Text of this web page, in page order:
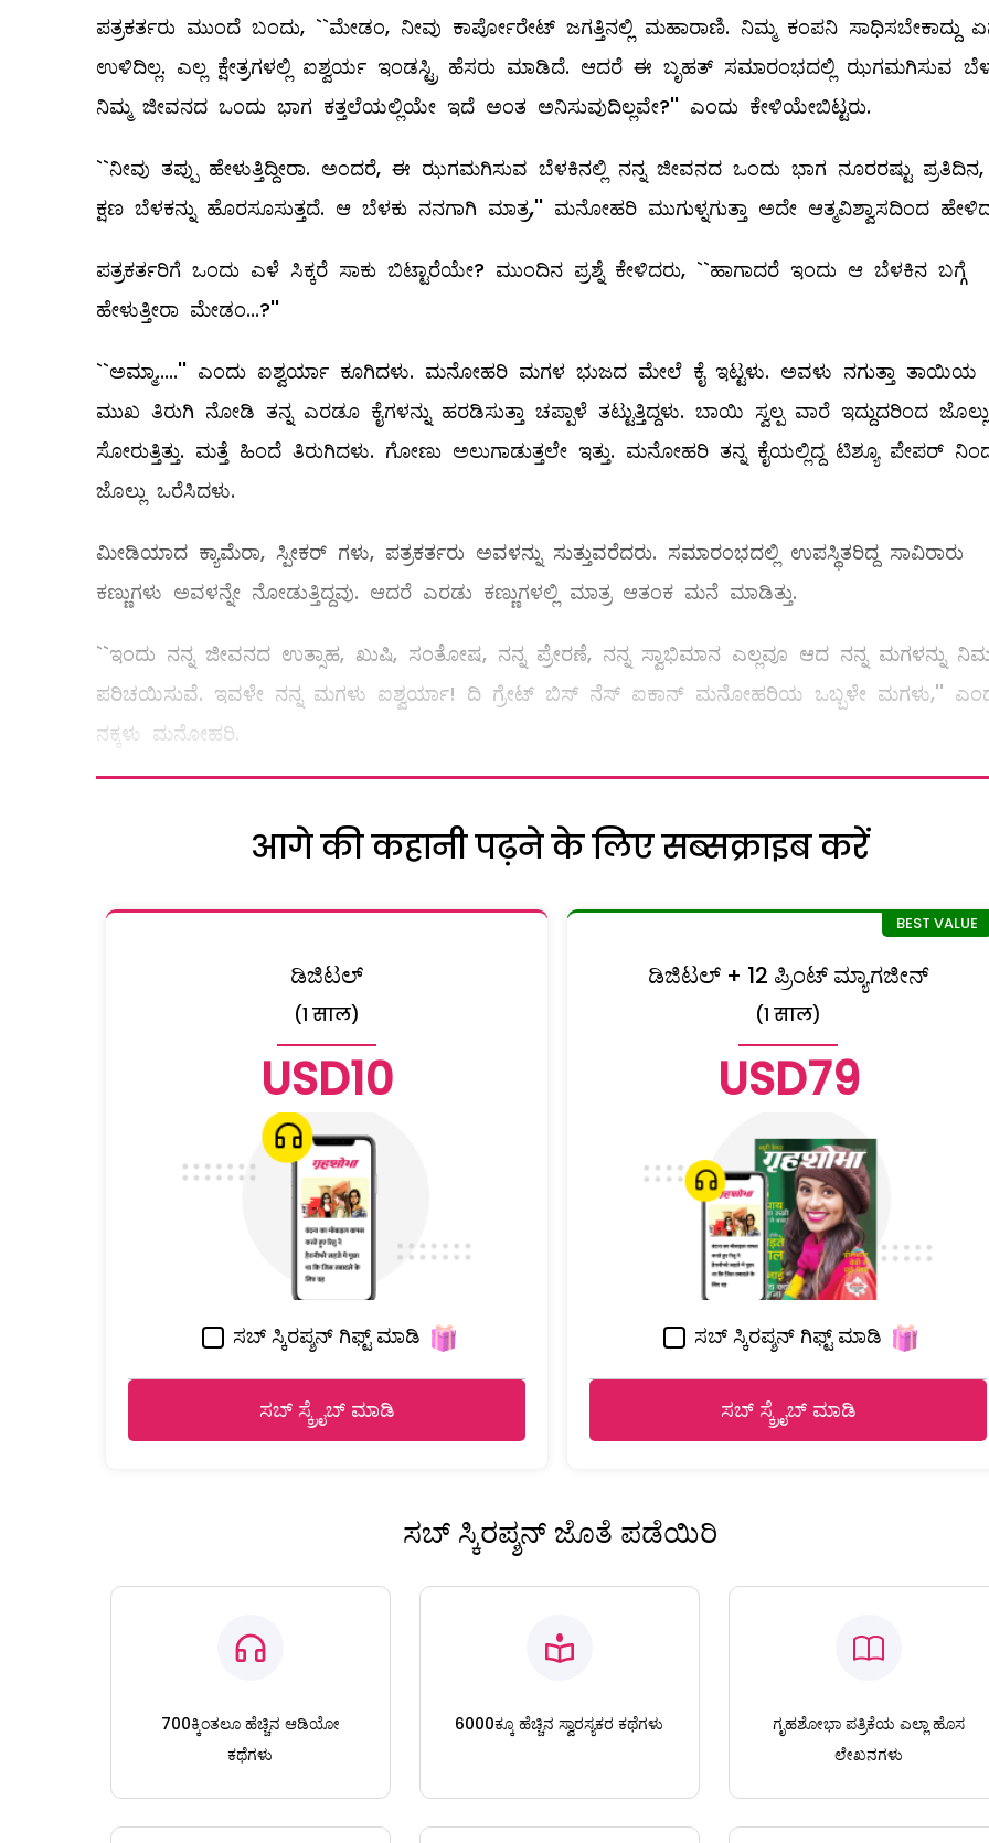
ಪತ್ರಕರ್ತರು ಮುಂದೆ ಬಂದು, ``ಮೇಡಂ, ನೀವು ಕಾರ್ಪೋರೇಟ್‌ ಜಗತ್ತಿನಲ್ಲಿ ಮಹಾರಾಣಿ. ನಿಮ್ಮ ಕಂಪನಿ ಸಾಧಿಸಬೇಕಾದ್ದು
ಉಳಿದಿಲ್ಲ. ಎಲ್ಲ ಕ್ಷೇತ್ರಗಳಲ್ಲಿ ಐಶ್ವರ್ಯ ಇಂಡಸ್ಟ್ರಿ ಹೆಸರು ಮಾಡಿದೆ. ಆದರೆ ಈ ಬೃಹತ್‌ ಸಮಾರಂಭದಲ್ಲಿ ಝಗಮಗಿಸುವ
ನಿಮ್ಮ ಜೀವನದ ಒಂದು ಭಾಗ ಕತ್ತಲೆಯಲ್ಲಿಯೇ ಇದೆ ಅಂತ ಅನಿಸುವುದಿಲ್ಲವೇ?'' ಎಂದು ಕೇಳಿಯೇಬಿಟ್ಟರು.
``ನೀವು ತಪ್ಪು ಹೇಳುತ್ತಿದ್ದೀರಾ. ಅಂದರೆ, ಈ ಝಗಮಗಿಸುವ ಬೆಳಕಿನಲ್ಲಿ ನನ್ನ ಜೀವನದ ಒಂದು ಭಾಗ ನೂರರಷ್ಟು ಪ್ರತಿದಿನ,
ಕ್ಷಣ ಬೆಳಕನ್ನು ಹೊರಸೂಸುತ್ತದೆ. ಆ ಬೆಳಕು ನನಗಾಗಿ ಮಾತ್ರ,'' ಮನೋಹರಿ ಮುಗುಳ್ನಗುತ್ತಾ ಅದೇ ಆತ್ಮವಿಶ್ವಾಸದಿಂದ
ಪತ್ರಕರ್ತರಿಗೆ ಒಂದು ಎಳೆ ಸಿಕ್ಕರೆ ಸಾಕು ಬಿಟ್ಟಾರೆಯೇ? ಮುಂದಿನ ಪ್ರಶ್ನೆ ಕೇಳಿದರು, ``ಹಾಗಾದರೆ ಇಂದು ಆ ಬೆಳಕಿನ ಬಗ್ಗೆ
ಹೇಳುತ್ತೀರಾ ಮೇಡಂ...?''
``ಅಮ್ಮಾ.....'' ಎಂದು ಐಶ್ವರ್ಯಾ ಕೂಗಿದಳು. ಮನೋಹರಿ ಮಗಳ ಭುಜದ ಮೇಲೆ ಕೈ ಇಟ್ಟಳು. ಅವಳು ನಗುತ್ತಾ ತಾಯಿಯ
ಮುಖ ತಿರುಗಿ ನೋಡಿ ತನ್ನ ಎರಡೂ ಕೈಗಳನ್ನು ಹರಡಿಸುತ್ತಾ ಚಪ್ಪಾಳೆ ತಟ್ಟುತ್ತಿದ್ದಳು. ಬಾಯಿ ಸ್ವಲ್ಪ ವಾರೆ ಇದ್ದುದರಿಂದ ಜೊಲ್ಲು
ಸೋರುತ್ತಿತ್ತು. ಮತ್ತೆ ಹಿಂದೆ ತಿರುಗಿದಳು. ಗೋಣು ಅಲುಗಾಡುತ್ತಲೇ ಇತ್ತು. ಮನೋಹರಿ ತನ್ನ ಕೈಯಲ್ಲಿದ್ದ ಟಿಶ್ಯೂ ಪೇಪರ್‌
ಜೊಲ್ಲು ಒರೆಸಿದಳು.
ಮೀಡಿಯಾದ ಕ್ಯಾಮೆರಾ, ಸ್ಪೀಕರ್‌ ಗಳು, ಪತ್ರಕರ್ತರು ಅವಳನ್ನು ಸುತ್ತುವರೆದರು. ಸಮಾರಂಭದಲ್ಲಿ ಉಪಸ್ಥಿತರಿದ್ದ ಸಾವಿರಾರು
ಕಣ್ಣುಗಳು ಅವಳನ್ನೇ ನೋಡುತ್ತಿದ್ದವು. ಆದರೆ ಎರಡು ಕಣ್ಣುಗಳಲ್ಲಿ ಮಾತ್ರ ಆತಂಕ ಮನೆ ಮಾಡಿತ್ತು.
``ಇಂದು ನನ್ನ ಜೀವನದ ಉತ್ಸಾಹ, ಖುಷಿ, ಸಂತೋಷ, ನನ್ನ ಪ್ರೇರಣೆ, ನನ್ನ ಸ್ವಾಭಿಮಾನ ಎಲ್ಲವೂ ಆದ ನನ್ನ ಮಗಳನ್ನು
ಪರಿಚಯಿಸುವೆ. ಇವಳೇ ನನ್ನ ಮಗಳು ಐಶ್ವರ್ಯಾ! ದಿ ಗ್ರೇಟ್‌ ಬಿಸ್‌ ನೆಸ್‌ ಐಕಾನ್‌ ಮನೋಹರಿಯ ಒಬ್ಬಳೇ ಮಗಳು,''
ನಕ್ಕಳು ಮನೋಹರಿ.
आगे की कहानी पढ़ने के लिए सब्सक्राइब करें
ಡಿಜಿಟಲ್
(1 साल)
USD10
ಸಬ್ ಸ್ಕಿರಪ್ಶನ್ ಗಿಫ್ಟ್ ಮಾಡಿ
ಸಬ್ ಸ್ಕ್ರೈಬ್ ಮಾಡಿ
ಡಿಜಿಟಲ್ + 12 ಪ್ರಿಂಟ್ ಮ್ಯಾಗಜೀನ್
(1 साल)
USD79
ಸಬ್ ಸ್ಕಿರಪ್ಶನ್ ಗಿಫ್ಟ್ ಮಾಡಿ
ಸಬ್ ಸ್ಕ್ರೈಬ್ ಮಾಡಿ
ಸಬ್ ಸ್ಕಿರಪ್ಶನ್ ಜೊತೆ ಪಡೆಯಿರಿ
700ಕ್ಕಿಂತಲೂ ಹೆಚ್ಚಿನ ಆಡಿಯೋ
ಕಥೆಗಳು
6000ಕ್ಕೂ ಹೆಚ್ಚಿನ ಸ್ವಾರಸ್ಯಕರ ಕಥೆಗಳು
ಗೃಹಶೋಭಾ ಪತ್ರಿಕೆಯ ಎಲ್ಲಾ ಹೊಸ
ಲೇಖನಗಳು